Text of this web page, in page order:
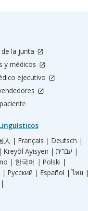
la junta
y médicos
ejecutivo
人 | Français | Deutsch |
Kreyòl Ayisyen |
עברית |
| 한국어 | Polski |
| Русский | Español | ไทย |